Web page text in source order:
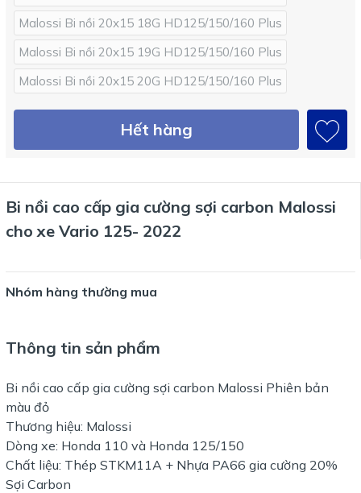
Malossi Bi nồi 20x15 18G HD125/150/160 Plus
Malossi Bi nồi 20x15 19G HD125/150/160 Plus
Malossi Bi nồi 20x15 20G HD125/150/160 Plus
Hết hàng
Bi nồi cao cấp gia cường sợi carbon Malossi
cho xe Vario 125- 2022
Nhóm hàng thường mua
Thông tin sản phẩm
Bi nồi cao cấp gia cường sợi carbon Malossi Phiên bản
màu đỏ
Thương hiệu: Malossi
Dòng xe: Honda 110 và Honda 125/150
Chất liệu: Thép STKM11A + Nhựa PA66 gia cường 20%
Sợi Carbon